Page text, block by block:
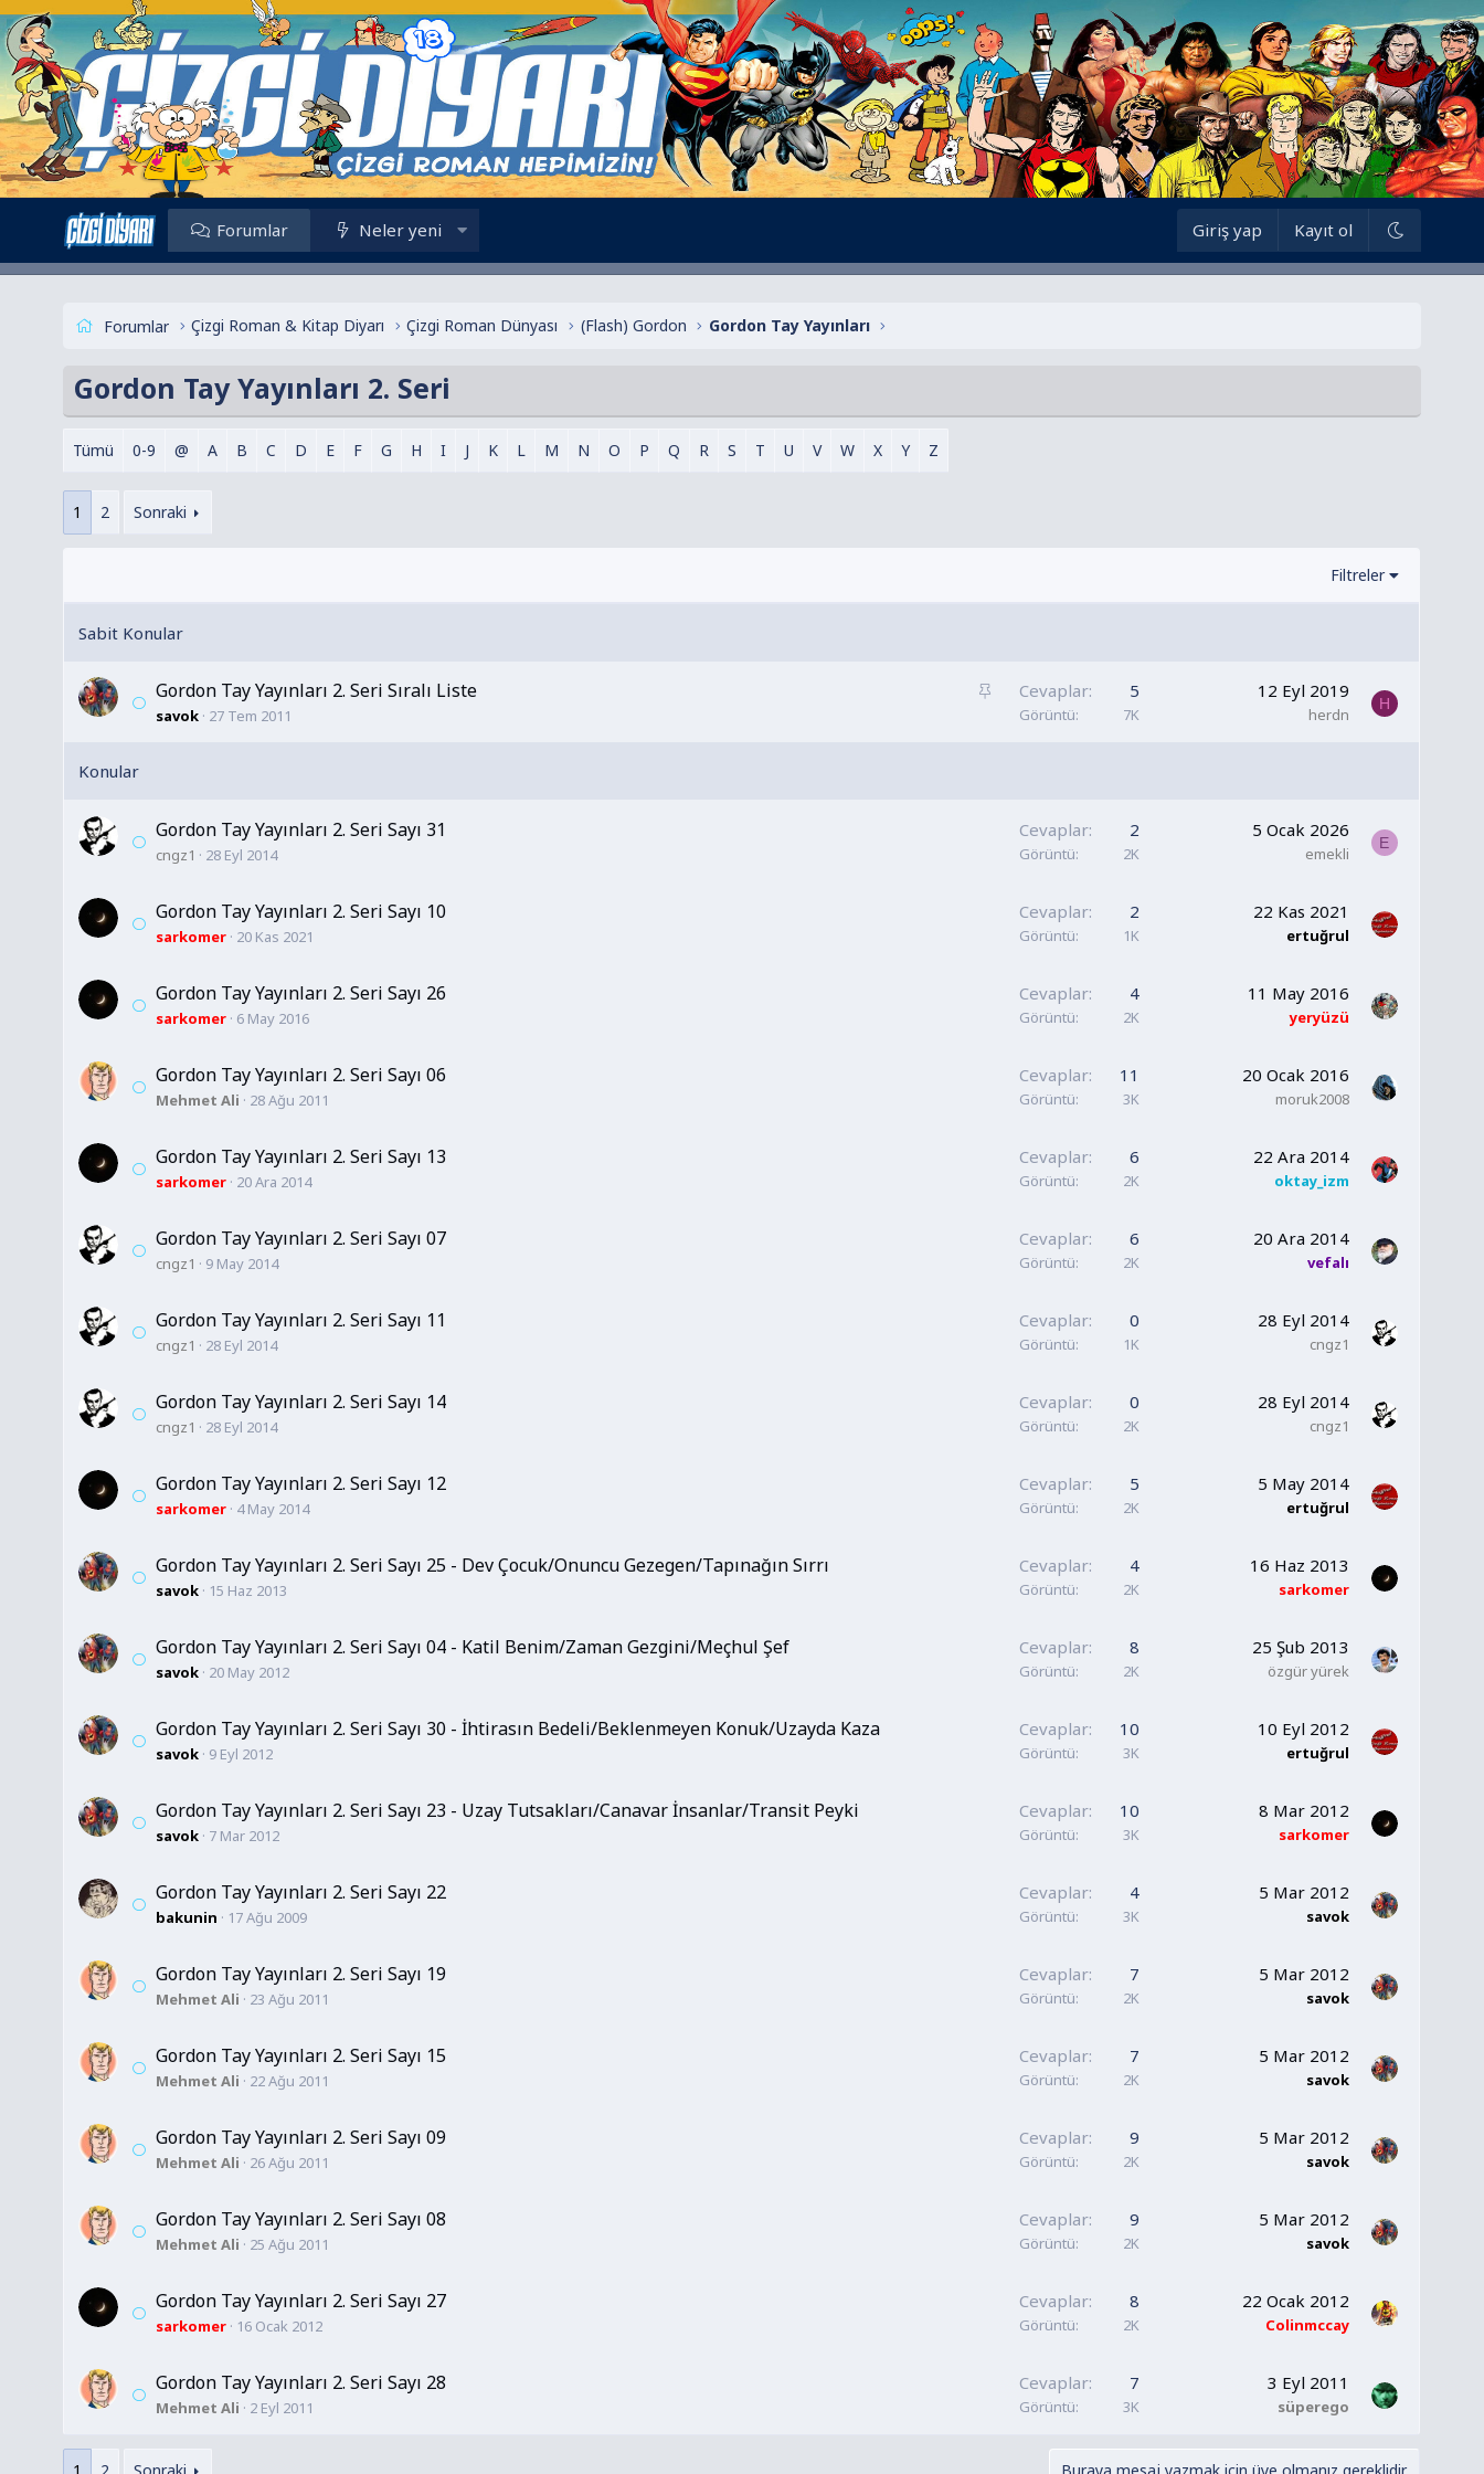
Forumlar Neler yeni Giriş yap Kayıt ol
Forumlar Çizgi Roman & Kitap Diyarı Çizgi Roman Dünyası (Flash) Gordon Gordon Tay Yayınları
Gordon Tay Yayınları 2. Seri
Tümü 0-9 @ A B C D E F G H I J K L M N O P Q R S T U V W X Y Z
1 2 Sonraki
Filtreler
S
Gordon Tay Yayınları 2. Seri Sıralı Liste
savok 27 Tem 2011
Cevaplar 5
Görüntü 7K
12 Eyl 2019
herdn
H
Gordon Tay Yayınları 2. Seri Sayı 31
cngz1 28 Eyl 2014
Cevaplar 2
Görüntü 2K
5 Ocak 2026
emekli
E
Gordon Tay Yayınları 2. Seri Sayı 10
sarkomer 20 Kas 2021
Cevaplar 2
Görüntü 1K
22 Kas 2021
ertuğrul
Gordon Tay Yayınları 2. Seri Sayı 26
sarkomer 6 May 2016
Cevaplar 4
Görüntü 2K
11 May 2016
yeryüzü
Gordon Tay Yayınları 2. Seri Sayı 06
Mehmet Ali 28 Ağu 2011
Cevaplar 11
Görüntü 3K
20 Ocak 2016
moruk2008
Gordon Tay Yayınları 2. Seri Sayı 13
sarkomer 20 Ara 2014
Cevaplar 6
Görüntü 2K
22 Ara 2014
oktay_izm
Gordon Tay Yayınları 2. Seri Sayı 07
cngz1 9 May 2014
Cevaplar 6
Görüntü 2K
20 Ara 2014
vefalı
Gordon Tay Yayınları 2. Seri Sayı 11
cngz1 28 Eyl 2014
Cevaplar 0
Görüntü 1K
28 Eyl 2014
cngz1
Gordon Tay Yayınları 2. Seri Sayı 14
cngz1 28 Eyl 2014
Cevaplar 0
Görüntü 2K
28 Eyl 2014
cngz1
Gordon Tay Yayınları 2. Seri Sayı 12
sarkomer 4 May 2014
Cevaplar 5
Görüntü 2K
5 May 2014
ertuğrul
Gordon Tay Yayınları 2. Seri Sayı 25 - Dev Çocuk/Onuncu Gezegen/Tapınağın Sırrı
savok 15 Haz 2013
Cevaplar 4
Görüntü 2K
16 Haz 2013
sarkomer
Gordon Tay Yayınları 2. Seri Sayı 04 - Katil Benim/Zaman Gezgini/Meçhul Şef
savok 20 May 2012
Cevaplar 8
Görüntü 2K
25 Şub 2013
özgür yürek
Gordon Tay Yayınları 2. Seri Sayı 30 - İhtirasın Bedeli/Beklenmeyen Konuk/Uzayda Kaza
savok 9 Eyl 2012
Cevaplar 10
Görüntü 3K
10 Eyl 2012
ertuğrul
Gordon Tay Yayınları 2. Seri Sayı 23 - Uzay Tutsakları/Canavar İnsanlar/Transit Peyki
savok 7 Mar 2012
Cevaplar 10
Görüntü 3K
8 Mar 2012
sarkomer
Gordon Tay Yayınları 2. Seri Sayı 22
bakunin 17 Ağu 2009
Cevaplar 4
Görüntü 3K
5 Mar 2012
savok
Gordon Tay Yayınları 2. Seri Sayı 19
Mehmet Ali 23 Ağu 2011
Cevaplar 7
Görüntü 2K
5 Mar 2012
savok
Gordon Tay Yayınları 2. Seri Sayı 15
Mehmet Ali 22 Ağu 2011
Cevaplar 7
Görüntü 2K
5 Mar 2012
savok
Gordon Tay Yayınları 2. Seri Sayı 09
Mehmet Ali 26 Ağu 2011
Cevaplar 9
Görüntü 2K
5 Mar 2012
savok
Gordon Tay Yayınları 2. Seri Sayı 08
Mehmet Ali 25 Ağu 2011
Cevaplar 9
Görüntü 2K
5 Mar 2012
savok
Gordon Tay Yayınları 2. Seri Sayı 27
sarkomer 16 Ocak 2012
Cevaplar 8
Görüntü 2K
22 Ocak 2012
Colinmccay
Gordon Tay Yayınları 2. Seri Sayı 28
Mehmet Ali 2 Eyl 2011
Cevaplar 7
Görüntü 3K
3 Eyl 2011
süperego